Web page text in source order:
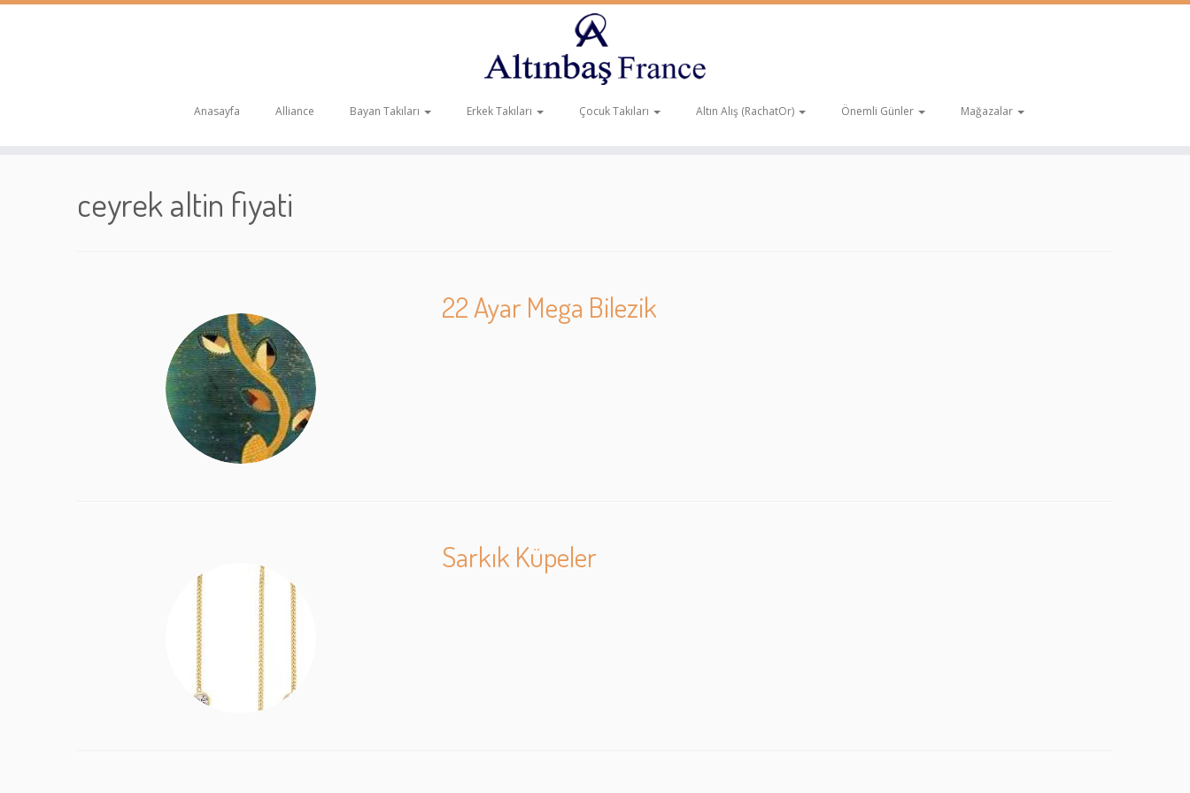
Anasayfa Alliance Bayan Takıları Erkek Takıları Çocuk Takıları Altın Alış (RachatOr) Önemli Günler Mağazalar
ceyrek altin fiyati
22 Ayar Mega Bilezik
Sarkık Küpeler